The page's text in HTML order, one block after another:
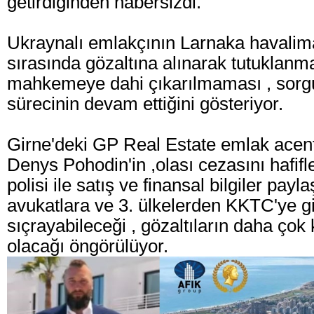
Ukraynalı emlakçının Larnaka
sırasında gözaltına alınarak
mahkemeye dahi çıkarılmaması ,
sürecinin devam ettiğini gösteriyor.
Girne'deki GP Real Estate emlak
Denys Pohodin'in ,olası cezasını
polisi ile satış ve finansal bilgiler
avukatlara ve 3. ülkelerden KKTC'ye
sıçrayabileceği , gözaltıların daha
olacağı öngörülüyor.